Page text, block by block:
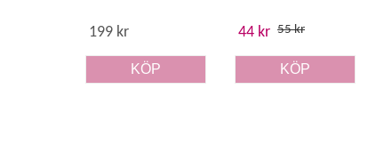
199 kr
KÖP
44 kr 55 kr
KÖP